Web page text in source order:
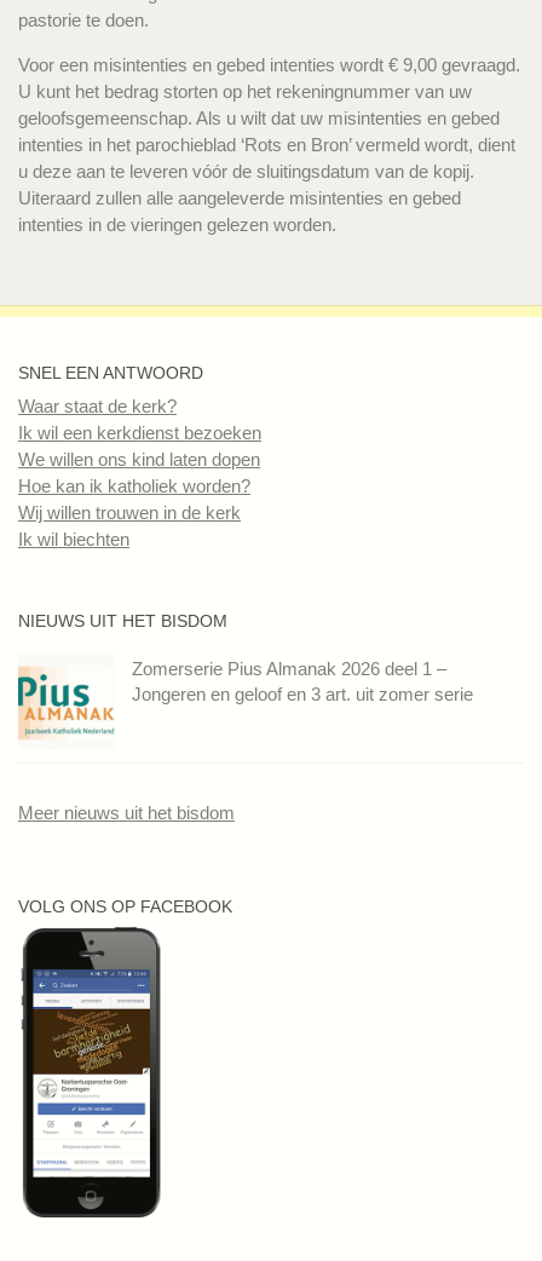
pastorie te doen.
Voor een misintenties en gebed intenties wordt € 9,00 gevraagd.
U kunt het bedrag storten op het rekeningnummer van uw
geloofsgemeenschap. Als u wilt dat uw misintenties en gebed
intenties in het parochieblad ‘Rots en Bron’ vermeld wordt, dient
u deze aan te leveren vóór de sluitingsdatum van de kopij.
Uiteraard zullen alle aangeleverde misintenties en gebed
intenties in de vieringen gelezen worden.
SNEL EEN ANTWOORD
Waar staat de kerk?
Ik wil een kerkdienst bezoeken
We willen ons kind laten dopen
Hoe kan ik katholiek worden?
Wij willen trouwen in de kerk
Ik wil biechten
NIEUWS UIT HET BISDOM
Zomerserie Pius Almanak 2026 deel 1 –
Jongeren en geloof en 3 art. uit zomer serie
Meer nieuws uit het bisdom
VOLG ONS OP FACEBOOK